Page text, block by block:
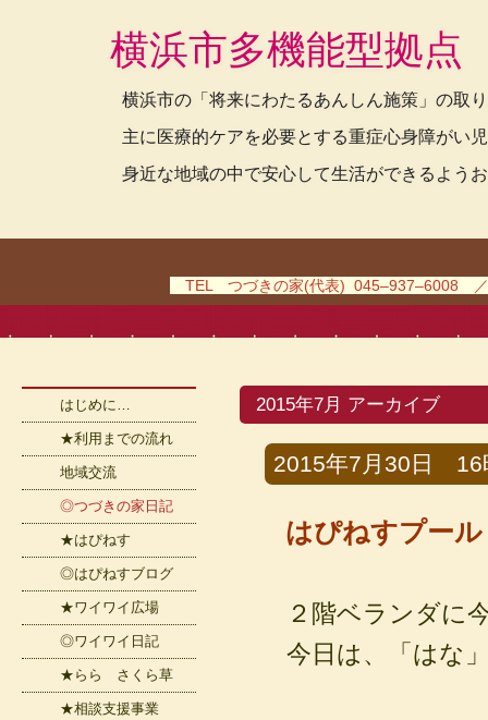
横浜市多機能型拠
横浜市の「将来にわたるあんしん施策」の取
主に医療的ケアを必要とする重症心身障がい
身近な地域の中で安心して生活ができるよう
TEL つづきの家(代表) 045–937–6008
2015年7月 アーカイブ
2015年7月30日 16
はぴねすプー
２階ベランダに
今日は、「はな
はじめに…
★利用までの流れ
地域交流
◎つづきの家日記
★はぴねす
◎はぴねすブログ
★ワイワイ広場
◎ワイワイ日記
★らら さくら草
★相談支援事業